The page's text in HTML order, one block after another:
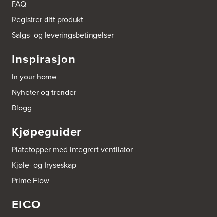
Boligleverandøren Karmøy AS
Postboks 213
4296 Åkrehamn
http://www.interiormesteren.no
Bonaparte Interiør AS
Borgenveien 66
Tel.:
Borge butikk AS
Sundemoen Næringspark
Power Hokksund
3300 Hokksund
Tel.:32-700000
http://www.expert.no
Bravida Trondheim
FAQ
Registrer ditt produkt
Salgs- og leveringsbetingelser
Inspirasjon
In your home
Nyheter og trender
Blogg
Kjøpeguider
Platetopper med integrert ventilator
Kjøle- og fryseskap
Prime Flow
EICO